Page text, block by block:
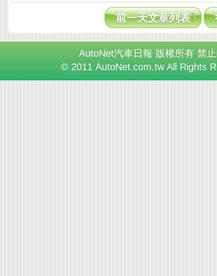
前一天文章列表
AutoNet汽車日報 版權所有 禁
© 2011 AutoNet.com.tw All Rights